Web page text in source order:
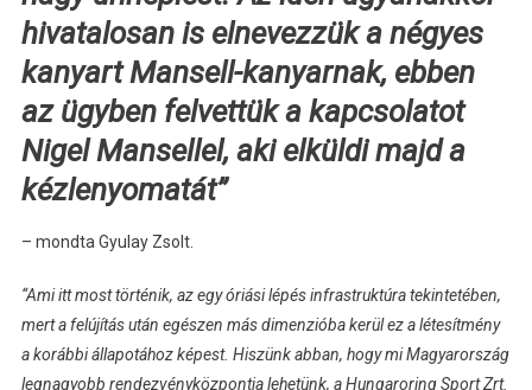
hivatalosan is elnevezzük a négyes
kanyart Mansell-kanyarnak, ebben
az ügyben felvettük a kapcsolatot
Nigel Mansellel, aki elküldi majd a
kézlenyomatát”
– mondta Gyulay Zsolt.
“Ami itt most történik, az egy óriási lépés infrastruktúra tekintetében,
mert a felújítás után egészen más dimenzióba kerül ez a létesítmény
a korábbi állapotához képest. Hiszünk abban, hogy mi Magyarország
legnagyobb rendezvényközpontja lehetünk, a Hungaroring Sport Zrt.